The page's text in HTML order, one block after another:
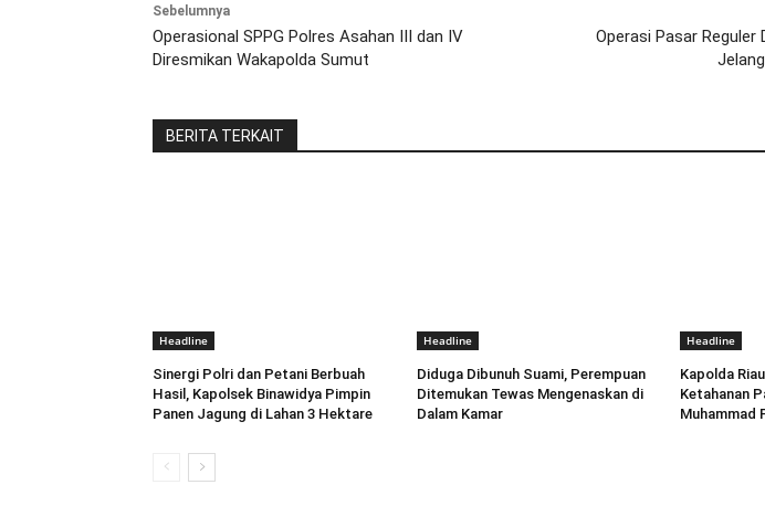
Sebelumnya
Operasional SPPG Polres Asahan III dan IV
Diresmikan Wakapolda Sumut
Operasi Pasar Reguler
BERITA TERKAIT
Headline
Sinergi Polri dan Petani Berbuah
Hasil, Kapolsek Binawidya Pimpin
Panen Jagung di Lahan 3 Hektare
Headline
Diduga Dibunuh Suami, Perempuan
Ditemukan Tewas Mengenaskan di
Dalam Kamar
Headline
Kapolda
Ketahanan
Muhammad